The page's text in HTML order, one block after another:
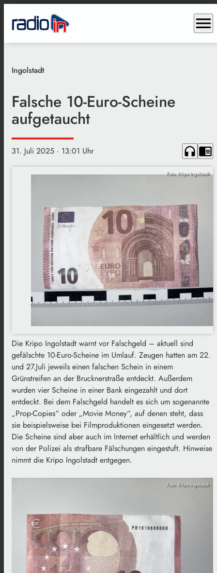
menu
Ingolstadt
Falsche 10-Euro-Scheine
aufgetaucht
31. Juli 2025 · 13:01 Uhr headphones chrome_reader_mode
Foto: Kripo Ingolstadt
Die Kripo Ingolstadt warnt vor Falschgeld – aktuell sind
gefälschte 10-Euro-Scheine im Umlauf. Zeugen hatten am 22.
und 27.Juli jeweils einen falschen Schein in einem
Grünstreifen an der Brucknerstraße entdeckt. Außerdem
wurden vier Scheine in einer Bank eingezahlt und dort
entdeckt. Bei dem Falschgeld handelt es sich um sogenannte
„Prop-Copies“ oder „Movie Money“, auf denen steht, dass
sie beispielsweise bei Filmproduktionen eingesetzt werden.
Die Scheine sind aber auch im Internet erhältlich und werden
von der Polizei als strafbare Fälschungen eingestuft. Hinweise
nimmt die Kripo Ingolstadt entgegen.
Foto: Kripo Ingolstadt